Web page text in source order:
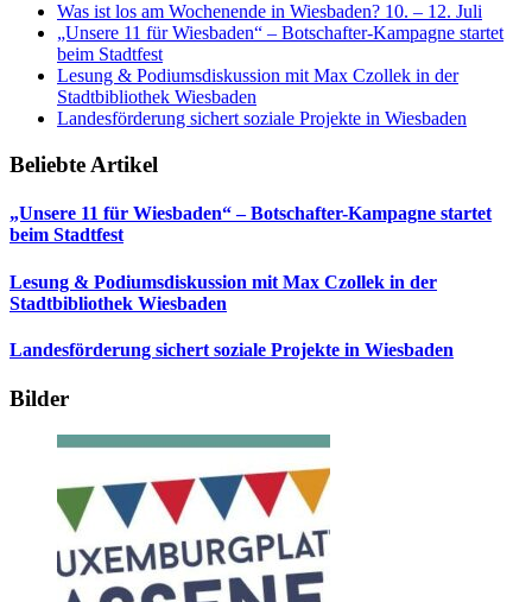
Was ist los am Wochenende in Wiesbaden? 10. – 12. Juli
„Unsere 11 für Wiesbaden“ – Botschafter-Kampagne startet
beim Stadtfest
Lesung & Podiumsdiskussion mit Max Czollek in der
Stadtbibliothek Wiesbaden
Landesförderung sichert soziale Projekte in Wiesbaden
Beliebte Artikel
„Unsere 11 für Wiesbaden“ – Botschafter-Kampagne startet
beim Stadtfest
Lesung & Podiumsdiskussion mit Max Czollek in der
Stadtbibliothek Wiesbaden
Landesförderung sichert soziale Projekte in Wiesbaden
Bilder